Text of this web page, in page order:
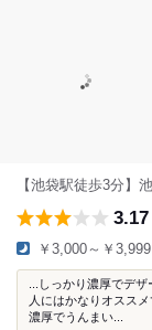
【池袋駅徒歩3分】
3.17
￥3,000～￥3,999
...しっかり濃厚でデ
人にはかなりオスス
濃厚でうんまい...